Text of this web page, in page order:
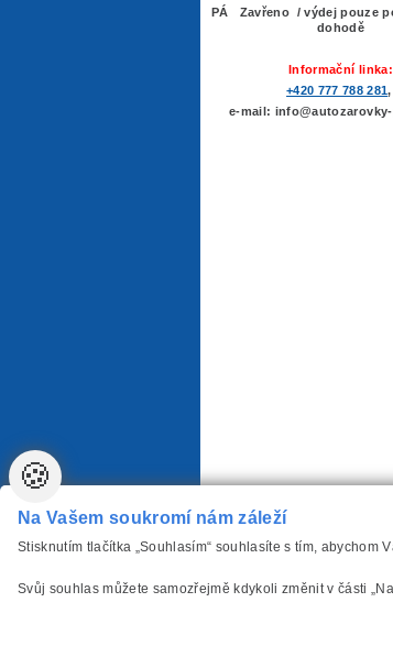
PÁ Zavřeno / výdej pouze
dohodě
Informační linka:
+420 777 788 281,
e-mail:
🍪
Na Vašem soukromí nám záleží
Stisknutím tlačítka „Souhlasím“ souhlasíte s tím,
Svůj souhlas můžete samozřejmě kdykoli změnit v části